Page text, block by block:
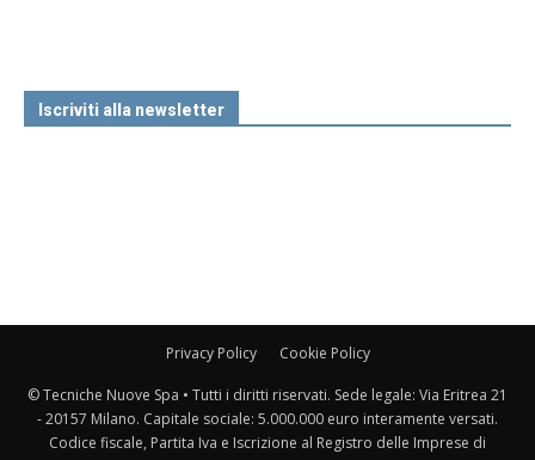
Iscriviti alla newsletter
Privacy Policy Cookie Policy
© Tecniche Nuove Spa • Tutti i diritti riservati. Sede legale: Via Eritrea 21
- 20157 Milano. Capitale sociale: 5.000.000 euro interamente versati.
Codice fiscale, Partita Iva e Iscrizione al Registro delle Imprese di